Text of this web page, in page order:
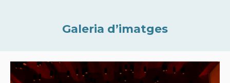
Galeria d’imatges